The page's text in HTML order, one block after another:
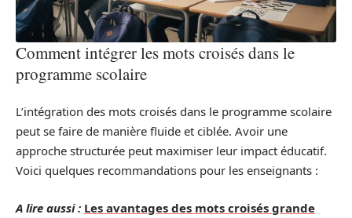
Comment intégrer les mots croisés dans le
programme scolaire
L’intégration des mots croisés dans le programme scolaire
peut se faire de manière fluide et ciblée. Avoir une
approche structurée peut maximiser leur impact éducatif.
Voici quelques recommandations pour les enseignants :
A lire aussi : Les avantages des mots croisés grande